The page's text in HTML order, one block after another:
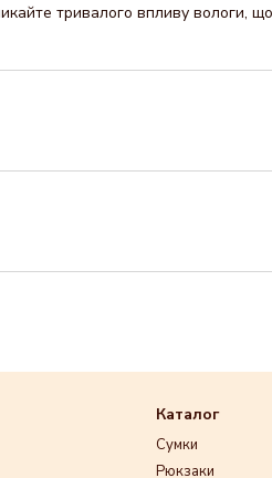
тривалого впливу вологи,
Каталог
Сумки
Рюкзаки